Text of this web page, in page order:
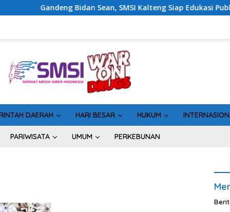
Bidan Sean, SMSI Kalteng Siap Edukasi Publik Soal Peran
DAERAH HARI BESAR HUKUM
PARIWISATA UMUM PERKEBUNAN